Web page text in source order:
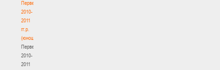
Первенство
2010-
2011
гг.р.
(юноши)
Первенство
2010-
2011